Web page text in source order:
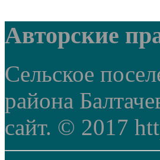
Авторские
Сельское
района
сайт. © 2017